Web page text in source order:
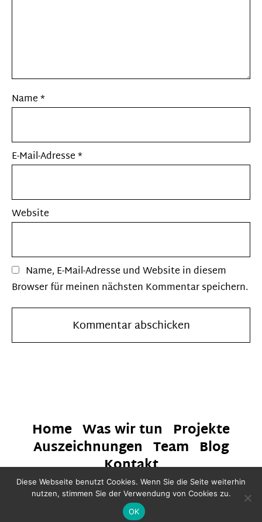
Name*
E-Mail-Adresse*
Website
Name, E-Mail-Adresse und Website in diesem
Browser für meinen nächsten Kommentar speichern.
Home Was wir tun Projekte
Auszeichnungen Team Blog
Kontakt
© 2021 HAHAHA Global
Diese Webseite benutzt Cookies. Wenn Sie die Seite weiterhin
nutzen, stimmen Sie der Verwendung von Cookies zu.
OK